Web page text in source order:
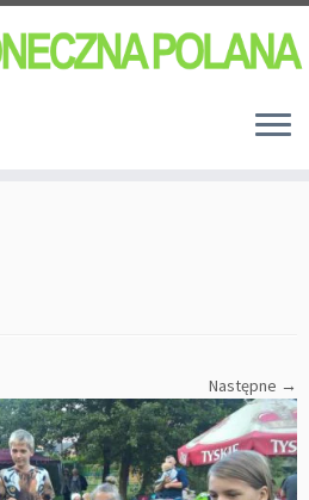
Następne →